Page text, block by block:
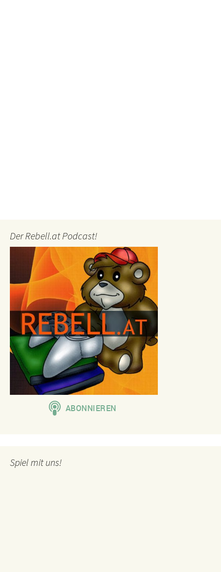
Der Rebell.at Podcast!
Spiel mit uns!